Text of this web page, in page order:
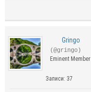
Gringo
(@gringo)
Eminent Member
Записи: 37